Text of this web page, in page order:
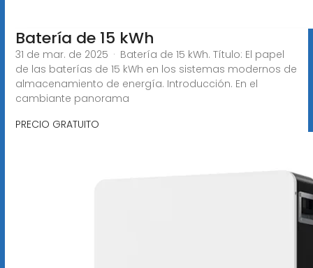
Batería de 15 kWh
31 de mar. de 2025 · Batería de 15 kWh. Título: El papel
de las baterías de 15 kWh en los sistemas modernos de
almacenamiento de energía. Introducción. En el
cambiante panorama
PRECIO GRATUITO